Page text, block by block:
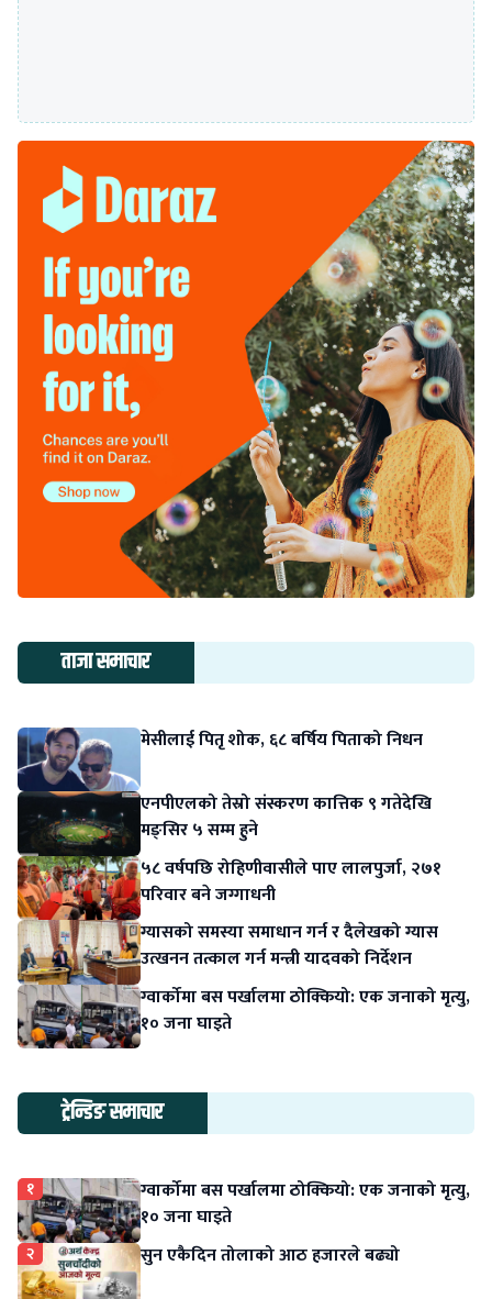
ताजा समाचार
मेसीलाई पितृ शोक, ६८ बर्षिय पिताको निधन
एनपीएलको तेस्रो संस्करण कात्तिक ९ गतेदेखि
मङ्सिर ५ सम्म हुने
५८ वर्षपछि रोहिणीवासीले पाए लालपुर्जा, २७१
परिवार बने जग्गाधनी
ग्यासको समस्या समाधान गर्न र दैलेखको ग्यास
उत्खनन तत्काल गर्न मन्त्री यादवको निर्देशन
ग्वार्कोमा बस पर्खालमा ठोक्कियो: एक जनाको मृत्यु,
१० जना घाइते
ट्रेन्डिङ समाचार
१
ग्वार्कोमा बस पर्खालमा ठोक्कियो: एक जनाको मृत्यु,
१० जना घाइते
२ सुन एकैदिन तोलाको आठ हजारले बढ्यो